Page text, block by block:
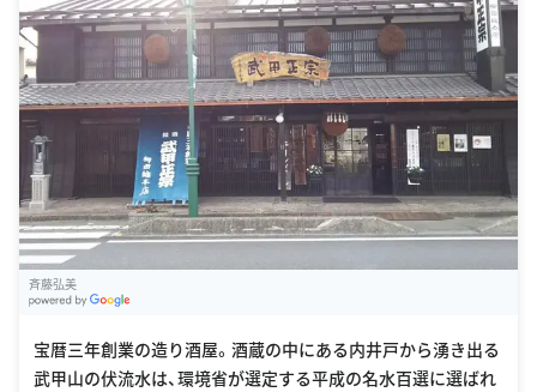
斉藤弘美
宝暦三年創業の造り酒屋。酒蔵の中にある内井戸から湧き出る
武甲山の伏流水は、環境省が選定する平成の名水百選に選ばれ